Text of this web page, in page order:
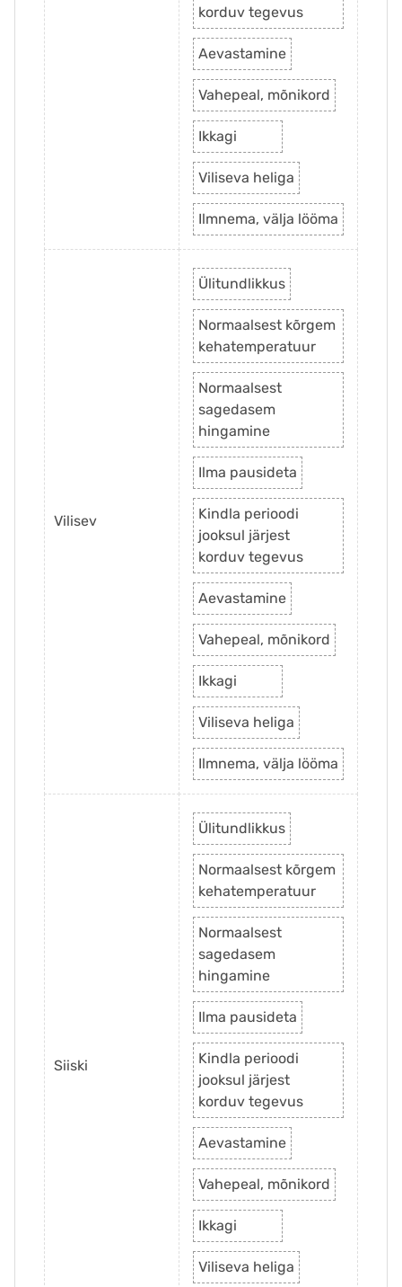
korduv tegevus
Aevastamine
Vahepeal, mõnikord
Ikkagi
Viliseva heliga
Ilmnema, välja lööma
Vilisev
Ülitundlikkus
Normaalsest kõrgem
kehatemperatuur
Normaalsest
sagedasem
hingamine
Ilma pausideta
Kindla perioodi
jooksul järjest
korduv tegevus
Aevastamine
Vahepeal, mõnikord
Ikkagi
Viliseva heliga
Ilmnema, välja lööma
Siiski
Ülitundlikkus
Normaalsest kõrgem
kehatemperatuur
Normaalsest
sagedasem
hingamine
Ilma pausideta
Kindla perioodi
jooksul järjest
korduv tegevus
Aevastamine
Vahepeal, mõnikord
Ikkagi
Viliseva heliga